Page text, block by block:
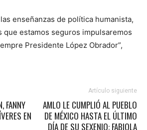
enseñanzas de política humanista,
que estamos seguros impulsaremos
Presidente López Obrador”,
FANNY
EN
Artículo siguiente
AMLO LE CUMPLIÓ AL PUEBLO
DE MÉXICO HASTA EL ÚLTIMO
DÍA DE SU SEXENIO: FABIOLA